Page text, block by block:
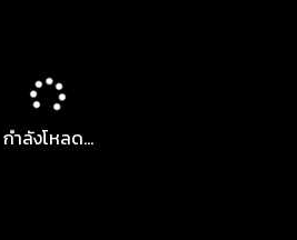
กำลังโหลด...